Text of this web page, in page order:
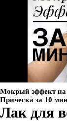
Мокрый эффект
Прическа за 10
Лак для